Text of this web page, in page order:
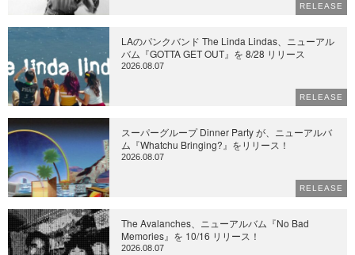
RELEASE
LAのパンクバンド The Linda Lindas、ニューアル
バム『GOTTA GET OUT』を 8/28 リリース
2026.08.07
RELEASE
スーパーグループ Dinner Party が、ニューアルバ
ム『Whatchu Bringing?』をリリース！
2026.08.07
RELEASE
The Avalanches、ニューアルバム『No Bad
Memories』を 10/16 リリース！
2026.08.07